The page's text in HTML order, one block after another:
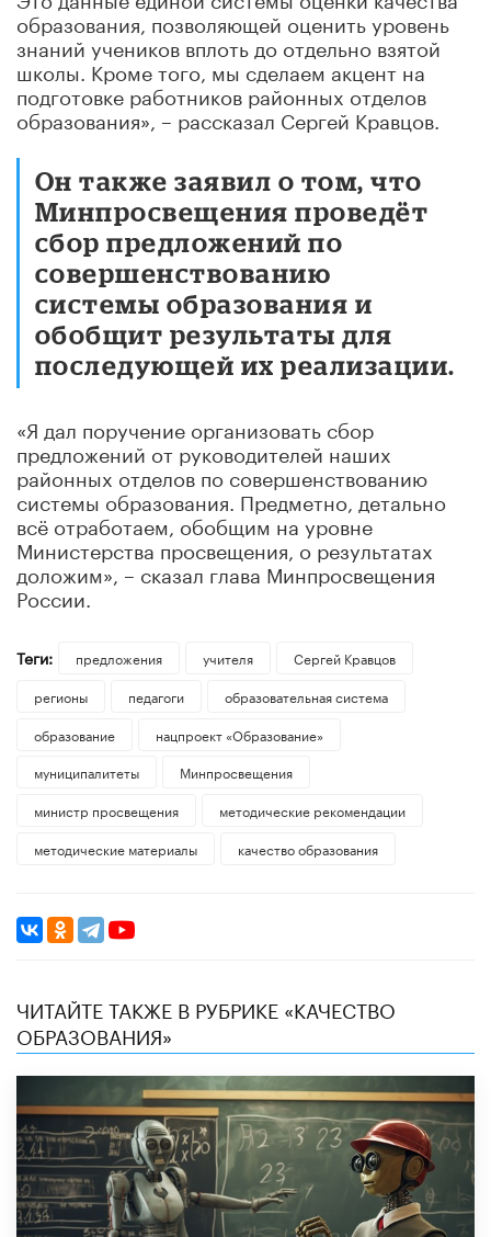
образования, позволяющей оценить уровень
знаний учеников вплоть до отдельно взятой
школы. Кроме того, мы сделаем акцент на
подготовке работников районных отделов
образования», – рассказал Сергей Кравцов.
Он также заявил о том, что
Минпросвещения проведёт
сбор предложений по
совершенствованию
системы образования и
обобщит результаты для
последующей их реализации.
«Я дал поручение организовать сбор
предложений от руководителей наших
районных отделов по совершенствованию
системы образования. Предметно, детально
всё отработаем, обобщим на уровне
Министерства просвещения, о результатах
доложим», – сказал глава Минпросвещения
России.
Теги: предложения учителя
Сергей Кравцов
регионы
педагоги
образовательная система
образование
нацпроект «Образование»
муниципалитеты
Минпросвещения
министр просвещения
методические рекомендации
методические материалы
качество образования
ЧИТАЙТЕ ТАКЖЕ В РУБРИКЕ «КАЧЕСТВО
ОБРАЗОВАНИЯ»